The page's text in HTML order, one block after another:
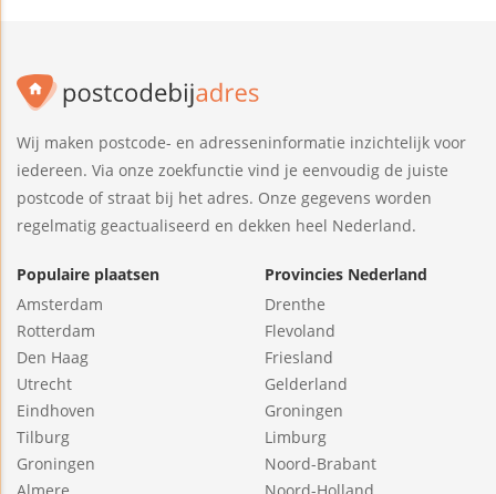
Wij maken postcode- en adresseninformatie inzichtelijk voor
iedereen. Via onze zoekfunctie vind je eenvoudig de juiste
postcode of straat bij het adres. Onze gegevens worden
regelmatig geactualiseerd en dekken heel Nederland.
Populaire plaatsen
Amsterdam
Rotterdam
Den Haag
Utrecht
Eindhoven
Tilburg
Groningen
Provincies Nederland
Drenthe
Flevoland
Friesland
Gelderland
Groningen
Limburg
Noord-Brabant